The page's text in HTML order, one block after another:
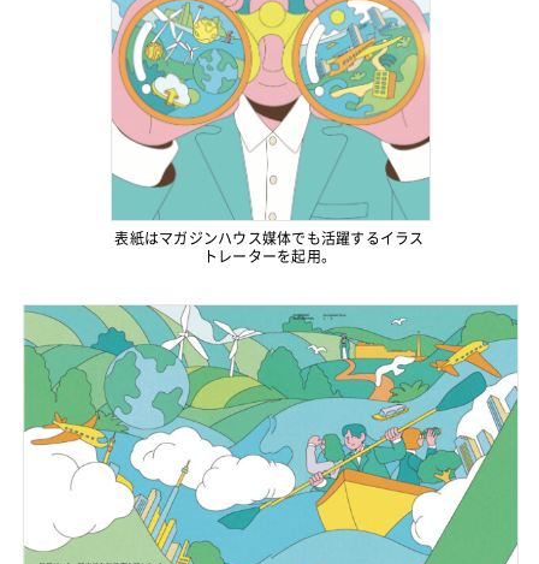
表紙はマガジンハウス媒体でも活躍するイラス
トレーターを起用。